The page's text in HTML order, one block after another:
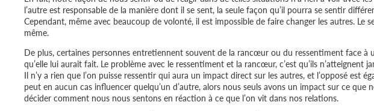
l’autre est responsable de la manière dont il se sent, la seule façon qu’il pourra se sentir
Cependant, même avec beaucoup de volonté, il est impossible de faire changer les autres. Le
même.
De plus, certaines personnes entretiennent souvent de la rancœur ou du ressentiment face à
qu’elle lui aurait fait. Le problème avec le ressentiment et la rancœur, c’est qu’ils n’atteignent
Il n’y a rien que l’on puisse ressentir qui aura un impact direct sur les autres, et l’opposé est
peut en aucun cas influencer quelqu’un d’autre, alors nous seuls avons un impact sur ce
décider comment nous nous sentons en réaction à ce que l’on vit dans nos relations.